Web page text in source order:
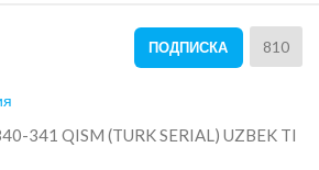
ПОДПИСКА 810
341 QISM (TURK SERIAL) UZBEK TI